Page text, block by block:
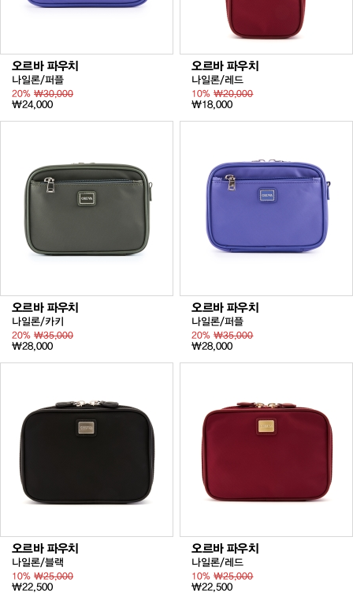
오르바 파우치
나일론/퍼플
20% ₩30,000
₩24,000
오르바 파우치
나일론/레드
10%₩20,000
₩18,000
오르바 파우치
나일론/카키
20% ₩35,000
₩28,000
오르바 파우치
나일론/퍼플
20%₩35,000
₩28,000
오르바 파우치
나일론/블랙
10% ₩25,000
₩22,500
오르바 파우치
나일론/레드
10%₩25,000
₩22,500